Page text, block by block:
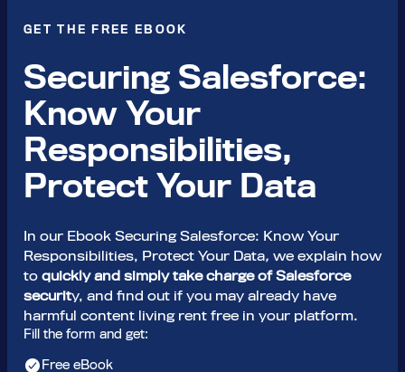
GET THE FREE EBOOK
Securing Salesforce:
Know Your
Responsibilities,
Protect Your Data
In our Ebook Securing Salesforce: Know Your
Responsibilities, Protect Your Data, we explain how
to quickly and simply take charge of Salesforce
security, and find out if you may already have
harmful content living rent free in your platform.
Fill the form and get:
Free eBook